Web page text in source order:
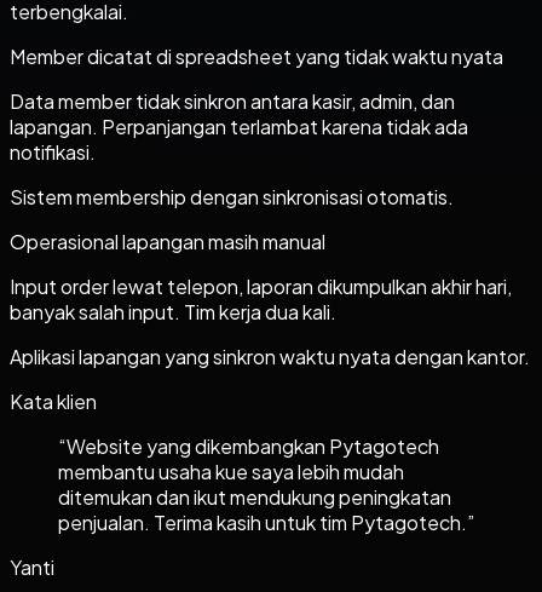
terbengkalai.
Member dicatat di spreadsheet yang tidak waktu nyata
Data member tidak sinkron antara kasir, admin, dan
lapangan. Perpanjangan terlambat karena tidak ada
notifikasi.
Sistem membership dengan sinkronisasi otomatis.
Operasional lapangan masih manual
Input order lewat telepon, laporan dikumpulkan akhir hari,
banyak salah input. Tim kerja dua kali.
Aplikasi lapangan yang sinkron waktu nyata dengan kantor.
Kata klien
“Website yang dikembangkan Pytagotech
membantu usaha kue saya lebih mudah
ditemukan dan ikut mendukung peningkatan
penjualan. Terima kasih untuk tim Pytagotech.”
Yanti